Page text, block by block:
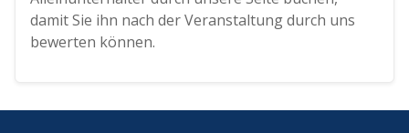
damit Sie ihn nach der Veranstaltung durch uns
bewerten können.